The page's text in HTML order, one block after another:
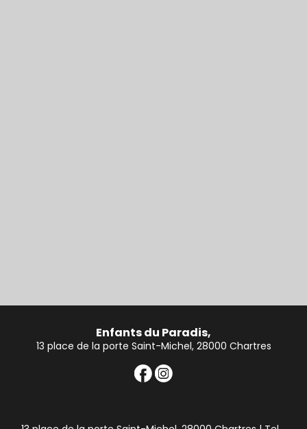
Enfants du Paradis,
13 place de la porte Saint-Michel, 28000 Chartres